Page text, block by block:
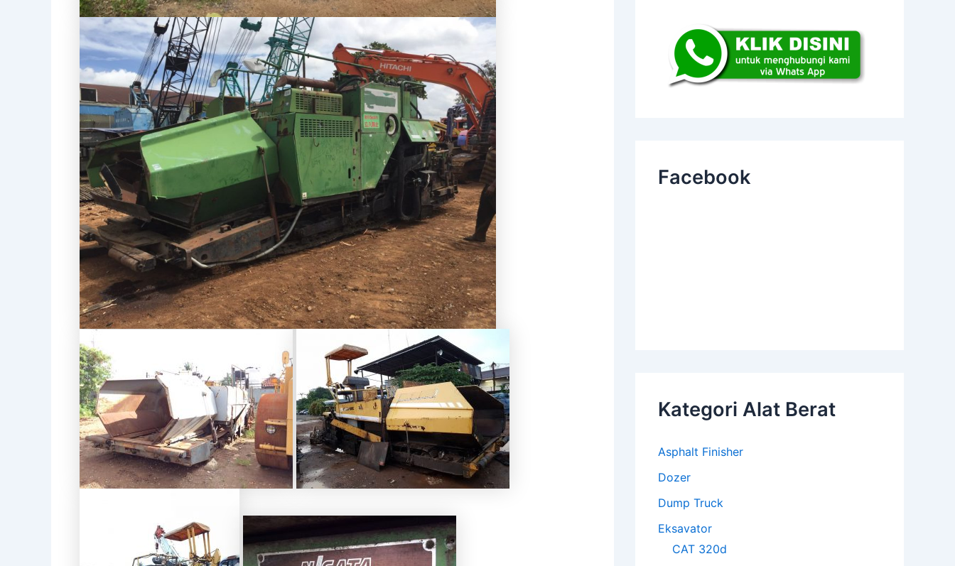
Facebook
Kategori Alat Berat
Asphalt Finisher
Dozer
Dump Truck
Eksavator
CAT 320d